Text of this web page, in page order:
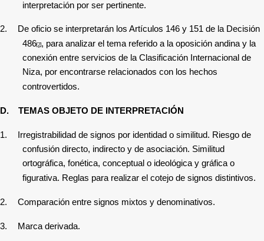
interpretación por ser pertinente.
2.
De oficio se interpretarán los Artículos 146 y 151 de la Decisión
486[2], para analizar el tema referido a la oposición andina y la
conexión entre servicios de la Clasificación Internacional de
Niza, por encontrarse relacionados con los hechos
controvertidos.
D. TEMAS OBJETO DE INTERPRETACIÓN
1. Irregistrabilidad de signos por identidad o similitud. Riesgo de
confusión directo, indirecto y de asociación. Similitud
ortográfica, fonética, conceptual o ideológica y gráfica o
figurativa. Reglas para realizar el cotejo de signos distintivos.
2. Comparación entre signos mixtos y denominativos.
3. Marca derivada.